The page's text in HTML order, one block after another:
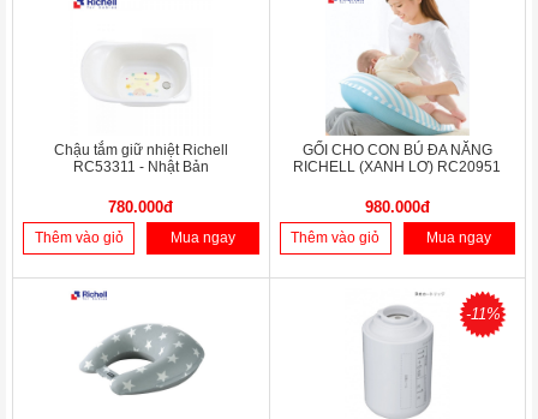
Chậu tắm giữ nhiệt Richell
RC53311 - Nhật Bản
780.000đ
Thêm vào giỏ Mua ngay
GỐI CHO CON BÚ ĐA NĂNG
RICHELL (XANH LƠ) RC20951
980.000đ
Thêm vào giỏ Mua ngay
-11%